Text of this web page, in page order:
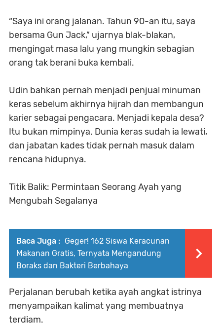
“Saya ini orang jalanan. Tahun 90-an itu, saya
bersama Gun Jack,” ujarnya blak-blakan,
mengingat masa lalu yang mungkin sebagian
orang tak berani buka kembali.
Udin bahkan pernah menjadi penjual minuman
keras sebelum akhirnya hijrah dan membangun
karier sebagai pengacara. Menjadi kepala desa?
Itu bukan mimpinya. Dunia keras sudah ia lewati,
dan jabatan kades tidak pernah masuk dalam
rencana hidupnya.
Titik Balik: Permintaan Seorang Ayah yang
Mengubah Segalanya
Baca Juga : Geger! 162 Siswa Keracunan
Makanan Gratis, Ternyata Mengandung
Boraks dan Bakteri Berbahaya
Perjalanan berubah ketika ayah angkat istrinya
menyampaikan kalimat yang membuatnya
terdiam.